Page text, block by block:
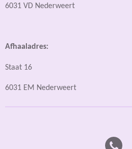
6031 VD Nederweert
Afhaaladres:
Staat 16
6031 EM Nederweert